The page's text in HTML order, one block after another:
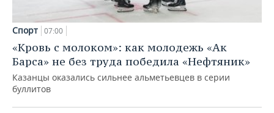
Спорт 07:00
«Кровь с молоком»: как молодежь «Ак
Барса» не без труда победила «Нефтяник»
Казанцы оказались сильнее альметьевцев в серии
буллитов